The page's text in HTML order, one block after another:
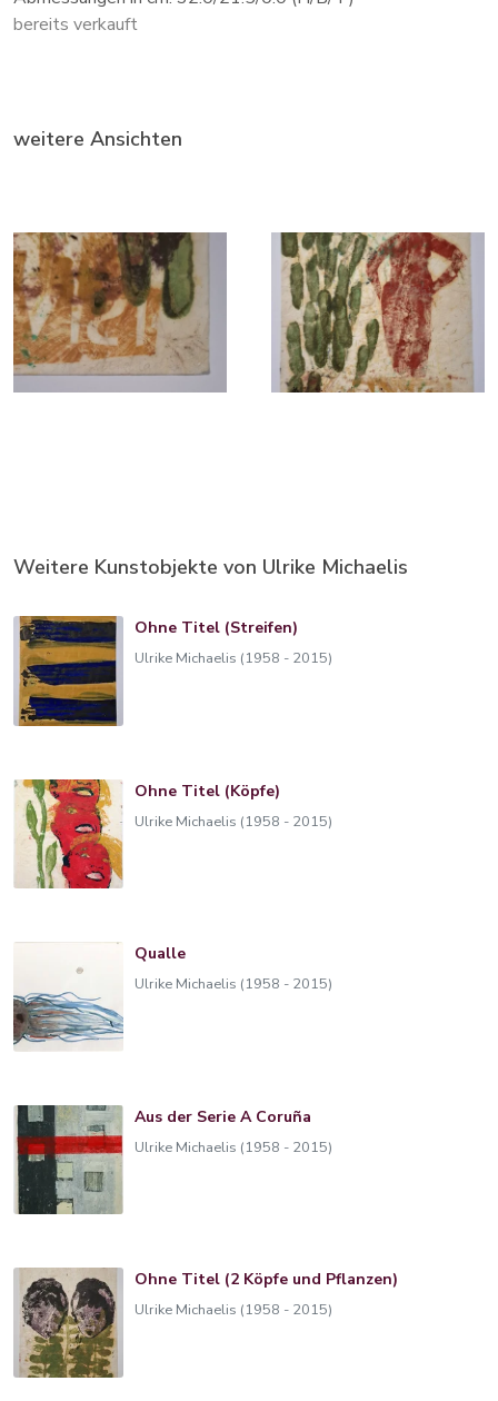
bereits verkauft
weitere Ansichten
Weitere Kunstobjekte von Ulrike Michaelis
Ohne Titel (Streifen)
Ulrike Michaelis (1958 - 2015)
Ohne Titel (Köpfe)
Ulrike Michaelis (1958 - 2015)
Qualle
Ulrike Michaelis (1958 - 2015)
Aus der Serie A Coruña
Ulrike Michaelis (1958 - 2015)
Ohne Titel (2 Köpfe und Pflanzen)
Ulrike Michaelis (1958 - 2015)